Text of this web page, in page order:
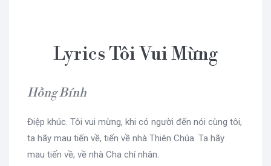
Lyrics Tôi Vui Mừng
Hồng Bính
Điệp khúc. Tôi vui mừng, khi có người đến nói cùng tôi,
ta hãy mau tiến về, tiến về nhà Thiên Chúa. Ta hãy
mau tiến về, về nhà Cha chí nhân.